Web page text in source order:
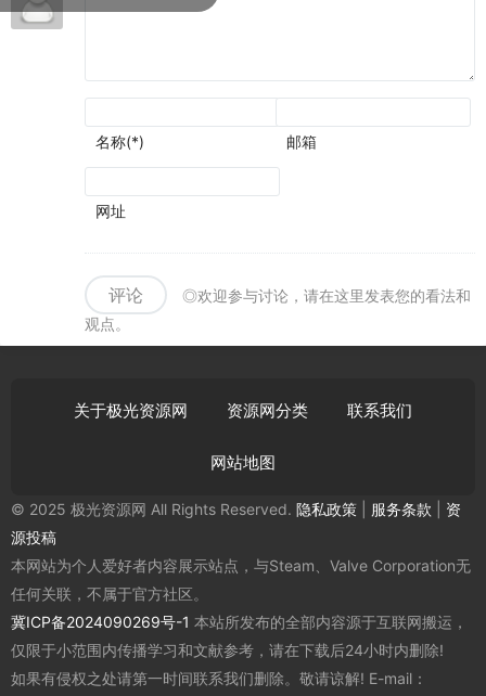
名称(*) 邮箱
网址
评论
◎欢迎参与讨论，请在这里发表您的看法和
观点。
关于极光资源网 资源网分类 联系我们
网站地图
© 2025 极光资源网 All Rights Reserved. 隐私政策 服务条款
资
源投稿
本网站为个人爱好者内容展示站点，与Steam、Valve Corporation无
任何关联，不属于官方社区。
冀ICP备2024090269号-1 本站所发布的全部内容源于互联网搬运，
仅限于小范围内传播学习和文献参考，请在下载后24小时内删除!
如果有侵权之处请第一时间联系我们删除。敬请谅解! E-mail：